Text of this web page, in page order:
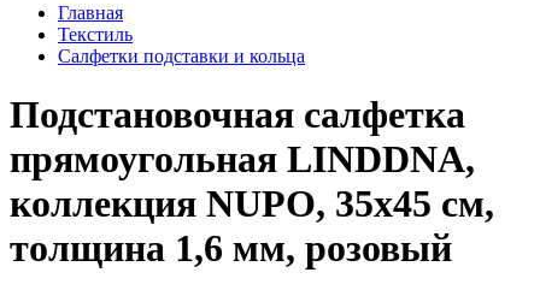
Главная
Текстиль
Салфетки подставки и кольца
Подстановочная салфетка
прямоугольная LINDDNA,
коллекция NUPO, 35x45 см,
толщина 1,6 мм, розовый